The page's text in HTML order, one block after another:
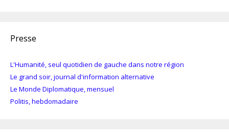
Presse
L'Humanité, seul quotidien de gauche dans notre région
Le grand soir, journal d'information alternative
Le Monde Diplomatique, mensuel
Politis, hebdomadaire